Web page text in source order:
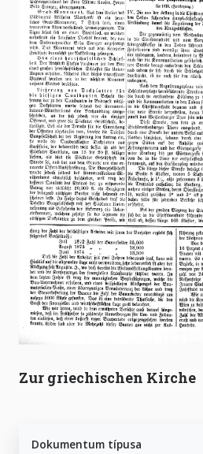
Zur griechischen Kirche
Dokumentum típusa